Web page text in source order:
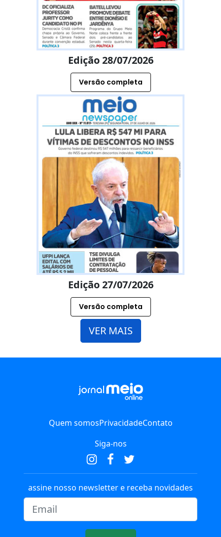
Edição 28/07/2026
Versão completa
Edição 27/07/2026
Versão completa
VER MAIS
Quem somosPrivacidadeContato
Siga-nos
assine nosso newsletter e receba novidades